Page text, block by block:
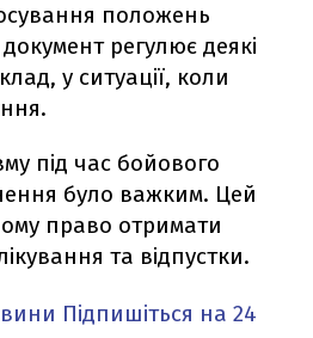
положень
регулює деякі
у ситуації, коли
під час бойового
було важким. Цей
право отримати
та відпустки.
Підпишіться на 24